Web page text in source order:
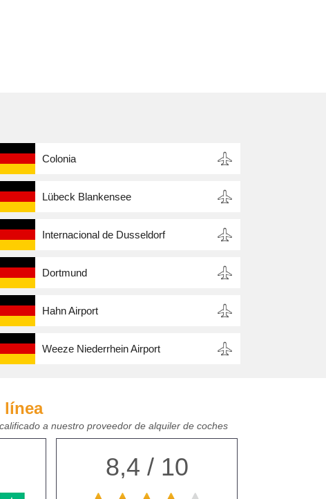
Colonia
Lübeck Blankensee
Internacional de Dusseldorf
Dortmund
Hahn Airport
Weeze Niederrhein Airport
línea
a nuestro proveedor de alquiler de coches
8,4 / 10